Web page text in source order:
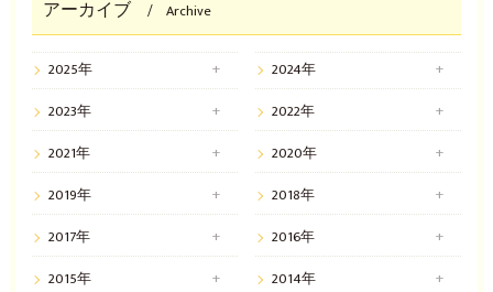
アーカイブ Archive
2025年
2024年
2023年
2022年
2021年
2020年
2019年
2018年
2017年
2016年
2015年
2014年